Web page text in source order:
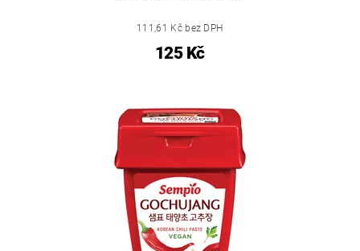
111,61 Kč bez DPH
125 Kč